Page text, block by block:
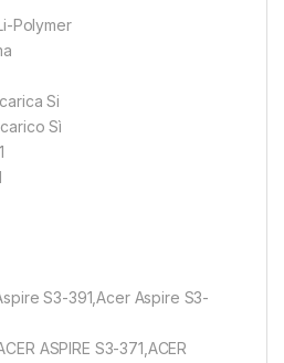
Polymer
Si
Sì
S3-391,Acer Aspire S3-
ASPIRE S3-371,ACER